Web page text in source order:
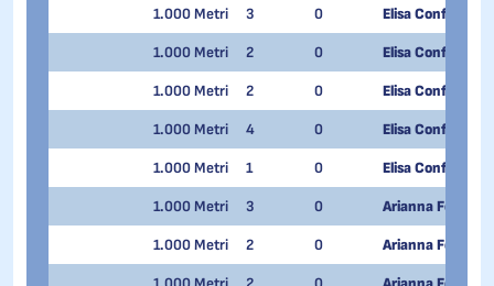
1.000 Metri 3 0 Elisa Confortola
1.000 Metri 2 0 Elisa Confortola
1.000 Metri 2 0 Elisa Confortola
1.000 Metri 4 0 Elisa Confortola
1.000 Metri 1 0 Elisa Confortola
1.000 Metri 3 0 Arianna Fontana
1.000 Metri 2 0 Arianna Fontana